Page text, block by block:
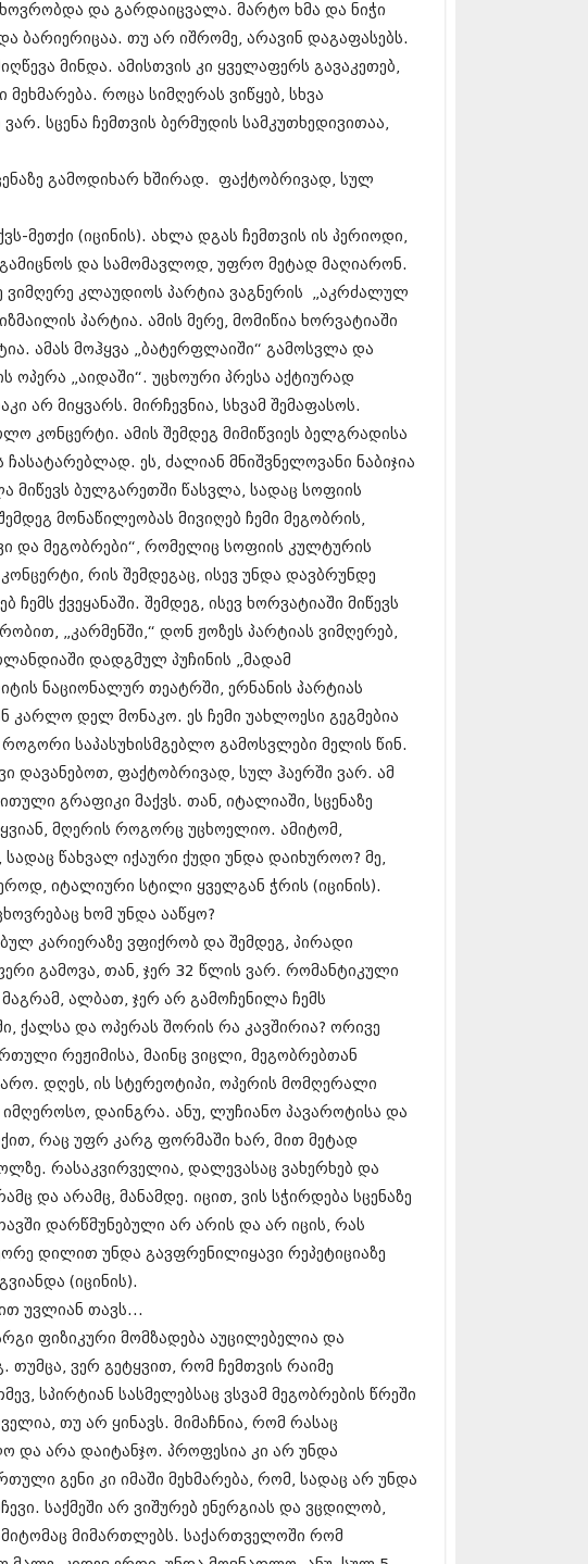
მაისი 2014 (313)
აპრილი 2014 (290)
მარტი 2014 (413)
2014 (318)
იანვარი 2014 (297)
2013 (365)
2013 (368)
ივლისი 2013 (182)
მაისი 2013 (259)
აპრილი 2013 (304)
მარტი 2013 (352)
2013 (204)
იანვარი 2013 (334)
2012 (98)
2012 (295)
2012 (350)
2012 (264)
აგვისტო 2012 (268)
ივლისი 2012 (322)
ივნისი 2012 (282)
აპრილი 2012 (294)
მარტი 2012 (259)
2012 (376)
იანვარი 2012 (322)
ნოემბერი 2011 (471)
2011 (754)
2011 (407)
აგვისტო 2011 (249)
ივლისი 2011 (400)
ივნისი 2011 (438)
მაისი 2011 (415)
აპრილი 2011 (294)
2011 (329)
იანვარი 2011 (647)
(157)
დეკემბერი 2010 (881)
2010 (422)
2010 (341)
2010 (449)
აგვისტო 2010 (461)
ივლისი 2010 (556)
ივნისი 2010 (685)
მაისი 2010 (232)
აპრილი 2010 (229)
2010 (421)
იანვარი 2010 (422)
2009 (510)
2009 (308)
2009 (382)
2009 (541)
აგვისტო 2009 (14)
ივლისი 2009 (118)
თებერვალი 0216 (1)
დეკემბერი 0215 (1)
ოქტომბერი 0215 (1)
აგვისტო 0215 (2)
ივნისი 0212 (2)
ნოემბერი 0201 (1)
და გარდაიცვალა. მარტო ხმა და ნიჭი
ბარიერიცაა. თუ არ იშრომე, არავინ დაგაფასებს.
მინდა. ამისთვის კი ყველაფერს გავაკეთებ,
როცა სიმღერას ვიწყებ, სხვა
სცენა ჩემთვის ბერმუდის სამკუთხედივითაა,
გამოდიხარ ხშირად. ფაქტობრივად, სულ
მეთქი (იცინის). ახლა დგას ჩემთვის ის პერიოდი,
გამიცნოს და სამომავლოდ, უფრო მეტად მაღიარონ.
ვიმღერე კლაუდიოს პარტია ვაგნერის „აკრძალულ
პარტია. ამის მერე, მომიწია ხორვატიაში
ამას მოჰყვა „ბატერფლაიში“ გამოსვლა და
„აიდაში“. უცხოური პრესა აქტიურად
არ მიყვარს. მირჩევნია, სხვამ შემაფასოს.
კონცერტი. ამის შემდეგ მიმიწვიეს ბელგრადისა
ეს, ძალიან მნიშვნელოვანი ნაბიჯია
მიწევს ბულგარეთში წასვლა, სადაც სოფიის
მონაწილეობას მივიღებ ჩემი მეგობრის,
და მეგობრები“, რომელიც სოფიის კულტურის
რის შემდეგაც, ისევ უნდა დავბრუნდე
ქვეყანაში. შემდეგ, ისევ ხორვატიაში მიწევს
„კარმენში,“ დონ ჟოზეს პარტიას ვიმღერებ,
დადგმულ პუჩინის „მადამ
ნაციონალურ თეატრში, ერნანის პარტიას
კარლო დელ მონაკო. ეს ჩემი უახლოესი გეგმებია
საპასუხისმგებლო გამოსვლები მელის წინ.
დავანებოთ, ფაქტობრივად, სულ ჰაერში ვარ. ამ
გრაფიკი მაქვს. თან, იტალიაში, სცენაზე
მღერის როგორც უცხოელიო. ამიტომ,
წახვალ იქაური ქუდი უნდა დაიხუროო? მე,
იტალიური სტილი ყველგან ჭრის (იცინის).
ხომ უნდა ააწყო?
კარიერაზე ვფიქრობ და შემდეგ, პირადი
გამოვა, თან, ჯერ 32 წლის ვარ. რომანტიკული
ალბათ, ჯერ არ გამოჩენილა ჩემს
ქალსა და ოპერას შორის რა კავშირია? ორივე
რეჟიმისა, მაინც ვიცლი, მეგობრებთან
დღეს, ის სტერეოტიპი, ოპერის მომღერალი
დაინგრა. ანუ, ლუჩიანო პავაროტისა და
რაც უფრ კარგ ფორმაში ხარ, მით მეტად
რასაკვირველია, დალევასაც ვახერხებ და
და არამც, მანამდე. იცით, ვის სჭირდება სცენაზე
დარწმუნებული არ არის და არ იცის, რას
დილით უნდა გავფრენილიყავი რეპეტიციაზე
(იცინის).
უვლიან თავს...
ფიზიკური მომზადება აუცილებელია და
თუმცა, ვერ გეტყვით, რომ ჩემთვის რაიმე
სპირტიან სასმელებსაც ვსვამ მეგობრების წრეში
თუ არ ყინავს. მიმაჩნია, რომ რასაც
და არა დაიტანჯო. პროფესია კი არ უნდა
გენი კი იმაში მეხმარება, რომ, სადაც არ უნდა
საქმეში არ ვიშურებ ენერგიას და ვცდილობ,
მიმართლებს. საქართველოში რომ